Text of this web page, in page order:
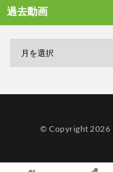
過去動画
© Copyright 2026